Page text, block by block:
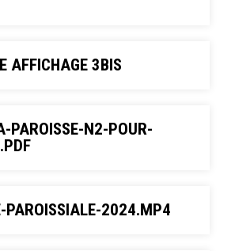
AFFICHAGE 3BIS
PAROISSE-N2-POUR-
PAROISSIALE-2024.MP4